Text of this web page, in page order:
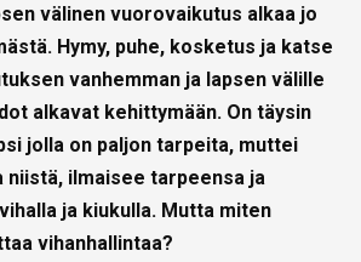
välinen vuorovaikutus alkaa jo
Hymy, puhe, kosketus ja katse
vanhemman ja lapsen välille
alkavat kehittymään. On täysin
jolla on paljon tarpeita, muttei
niistä, ilmaisee tarpeensa ja
ja kiukulla. Mutta miten
vihanhallintaa?